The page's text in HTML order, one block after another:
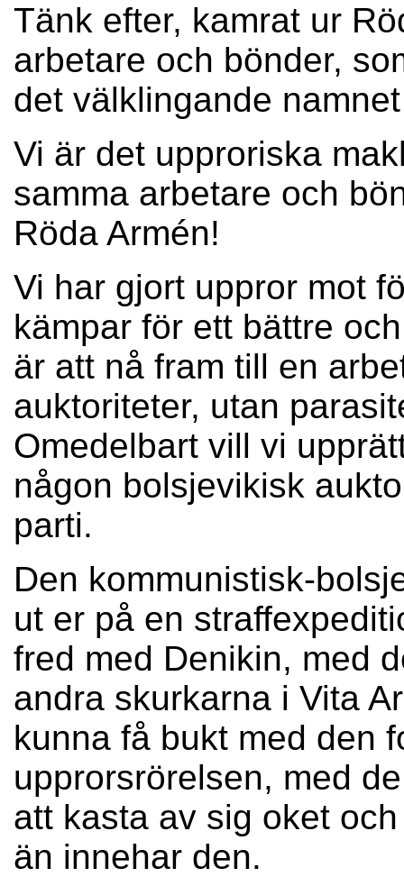
Tänk efter, kamrat ur
arbetare och bönder,
det välklingande
Vi är det upproriska
samma arbetare och
Röda Armén!
Vi har gjort uppror mot
kämpar för ett bättre
är att nå fram till en
auktoriteter, utan
Omedelbart vill vi
någon bolsjevikisk
parti.
Den kommunistisk-
ut er på en
fred med Denikin, med
andra skurkarna i Vita
kunna få bukt med den
upprorsrörelsen, med
att kasta av sig oket
än innehar den.